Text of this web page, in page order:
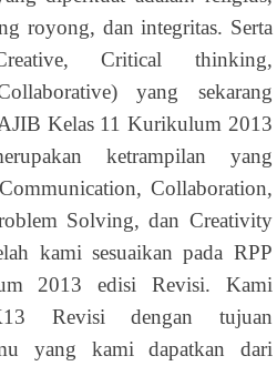
royong, dan integritas. Serta
Critical thinking,
yang sekarang
Kelas 11 Kurikulum 2013
ketrampilan yang
Collaboration,
Solving, dan Creativity
kami sesuaikan pada RPP
2013 edisi Revisi. Kami
Revisi dengan tujuan
yang kami dapatkan dari